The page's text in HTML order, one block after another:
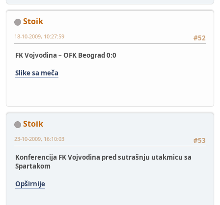
Stoik
#52
18-10-2009, 10:27:59
FK Vojvodina – OFK Beograd 0:0
Slike sa meča
Stoik
#53
23-10-2009, 16:10:03
Konferencija FK Vojvodina pred sutrašnju utakmicu sa
Spartakom
Opširnije